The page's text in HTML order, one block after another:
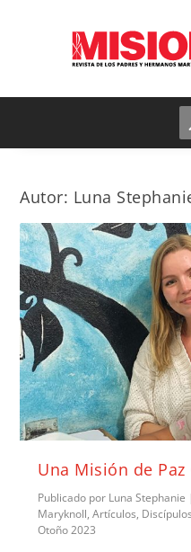
Autor: Luna
Una Misión de
Publicado por Luna Stephanie
Maryknoll,Artículos,
Otoño 2023